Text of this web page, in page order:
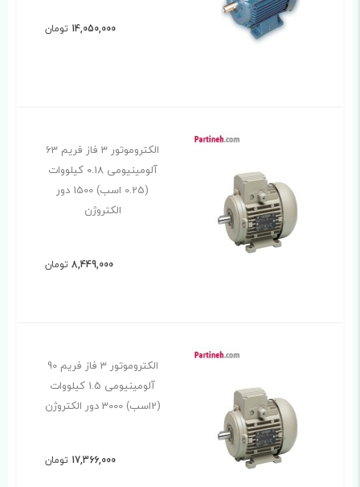
14,050,000 تومان
الکتروموتور 3 فاز فریم 63
آلومینیومی 0.18 کیلووات
(0.25 اسب) 1500 دور
الکتروژن
8,449,000 تومان
الکتروموتور 3 فاز فریم 90
آلومینیومی 1.5 کیلووات
(2اسب) 3000 دور الکتروژن
17,366,000 تومان